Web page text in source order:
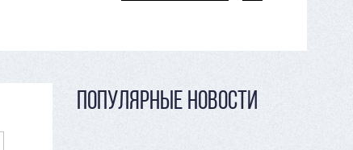
ПОПУЛЯРНЫЕ НОВОСТИ